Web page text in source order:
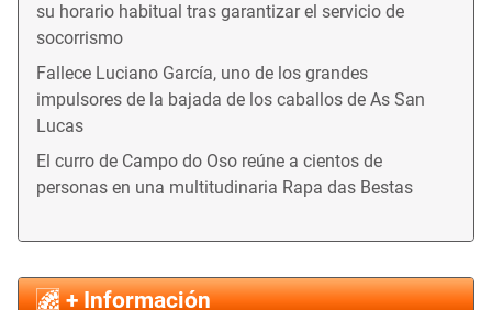
su horario habitual tras garantizar el servicio de
socorrismo
Fallece Luciano García, uno de los grandes
impulsores de la bajada de los caballos de As San
Lucas
El curro de Campo do Oso reúne a cientos de
personas en una multitudinaria Rapa das Bestas
+ Información